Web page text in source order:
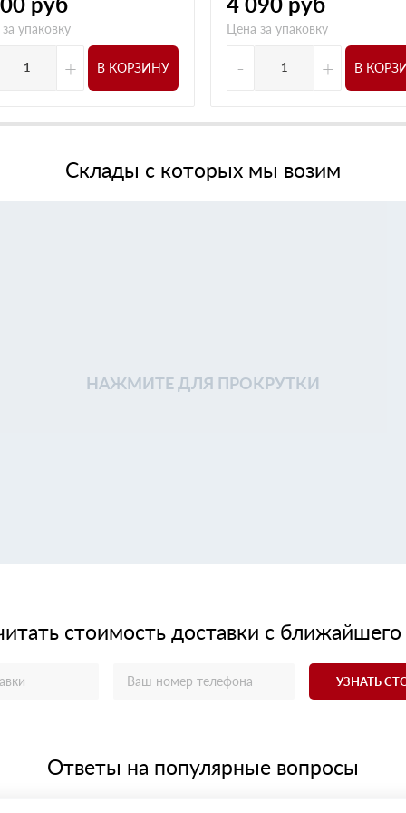
упаковку
+ В КОРЗИНУ
Цена за упаковку
- + В
Склады с которых мы возим
НАЖМИТЕ ДЛЯ ПРОКРУТКИ
стоимость доставки с ближайшего
УЗНАТЬ
Ответы на популярные вопросы